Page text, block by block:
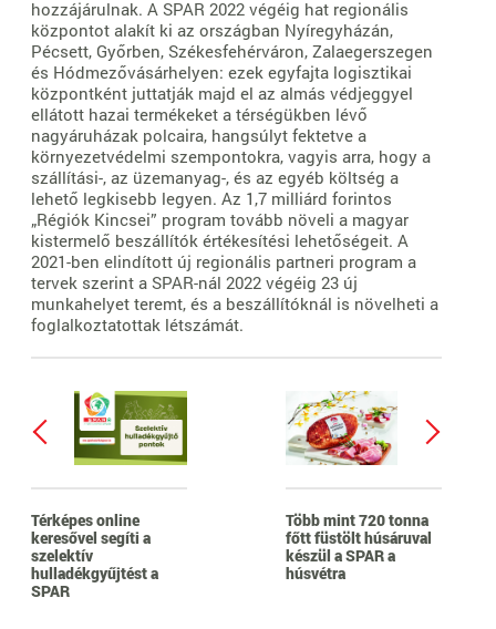
hozzájárulnak. A SPAR 2022 végéig hat regionális
központot alakít ki az országban Nyíregyházán,
Pécsett, Győrben, Székesfehérváron, Zalaegerszegen
és Hódmezővásárhelyen: ezek egyfajta logisztikai
központként juttatják majd el az almás védjeggyel
ellátott hazai termékeket a térségükben lévő
nagyáruházak polcaira, hangsúlyt fektetve a
környezetvédelmi szempontokra, vagyis arra, hogy a
szállítási-, az üzemanyag-, és az egyéb költség a
lehető legkisebb legyen. Az 1,7 milliárd forintos
„Régiók Kincsei” program tovább növeli a magyar
kistermelő beszállítók értékesítési lehetőségeit. A
2021-ben elindított új regionális partneri program a
tervek szerint a SPAR-nál 2022 végéig 23 új
munkahelyet teremt, és a beszállítóknál is növelheti a
foglalkoztatottak létszámát.
Térképes online
keresővel segíti a
szelektív
hulladékgyűjtést a
SPAR
Több mint 720 tonna
főtt füstölt húsáruval
készül a SPAR a
húsvétra